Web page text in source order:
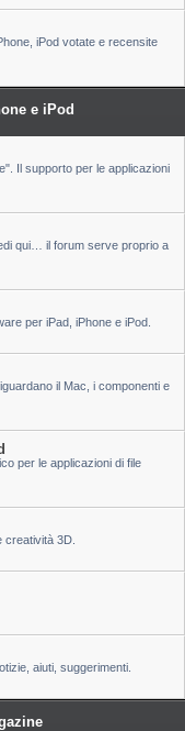
iPod votate e recensite
e iPod
Il supporto per le applicazioni
qui… il forum serve proprio a
per iPad, iPhone e iPod.
il Mac, i componenti e
per le applicazioni di file
creatività 3D.
aiuti, suggerimenti.